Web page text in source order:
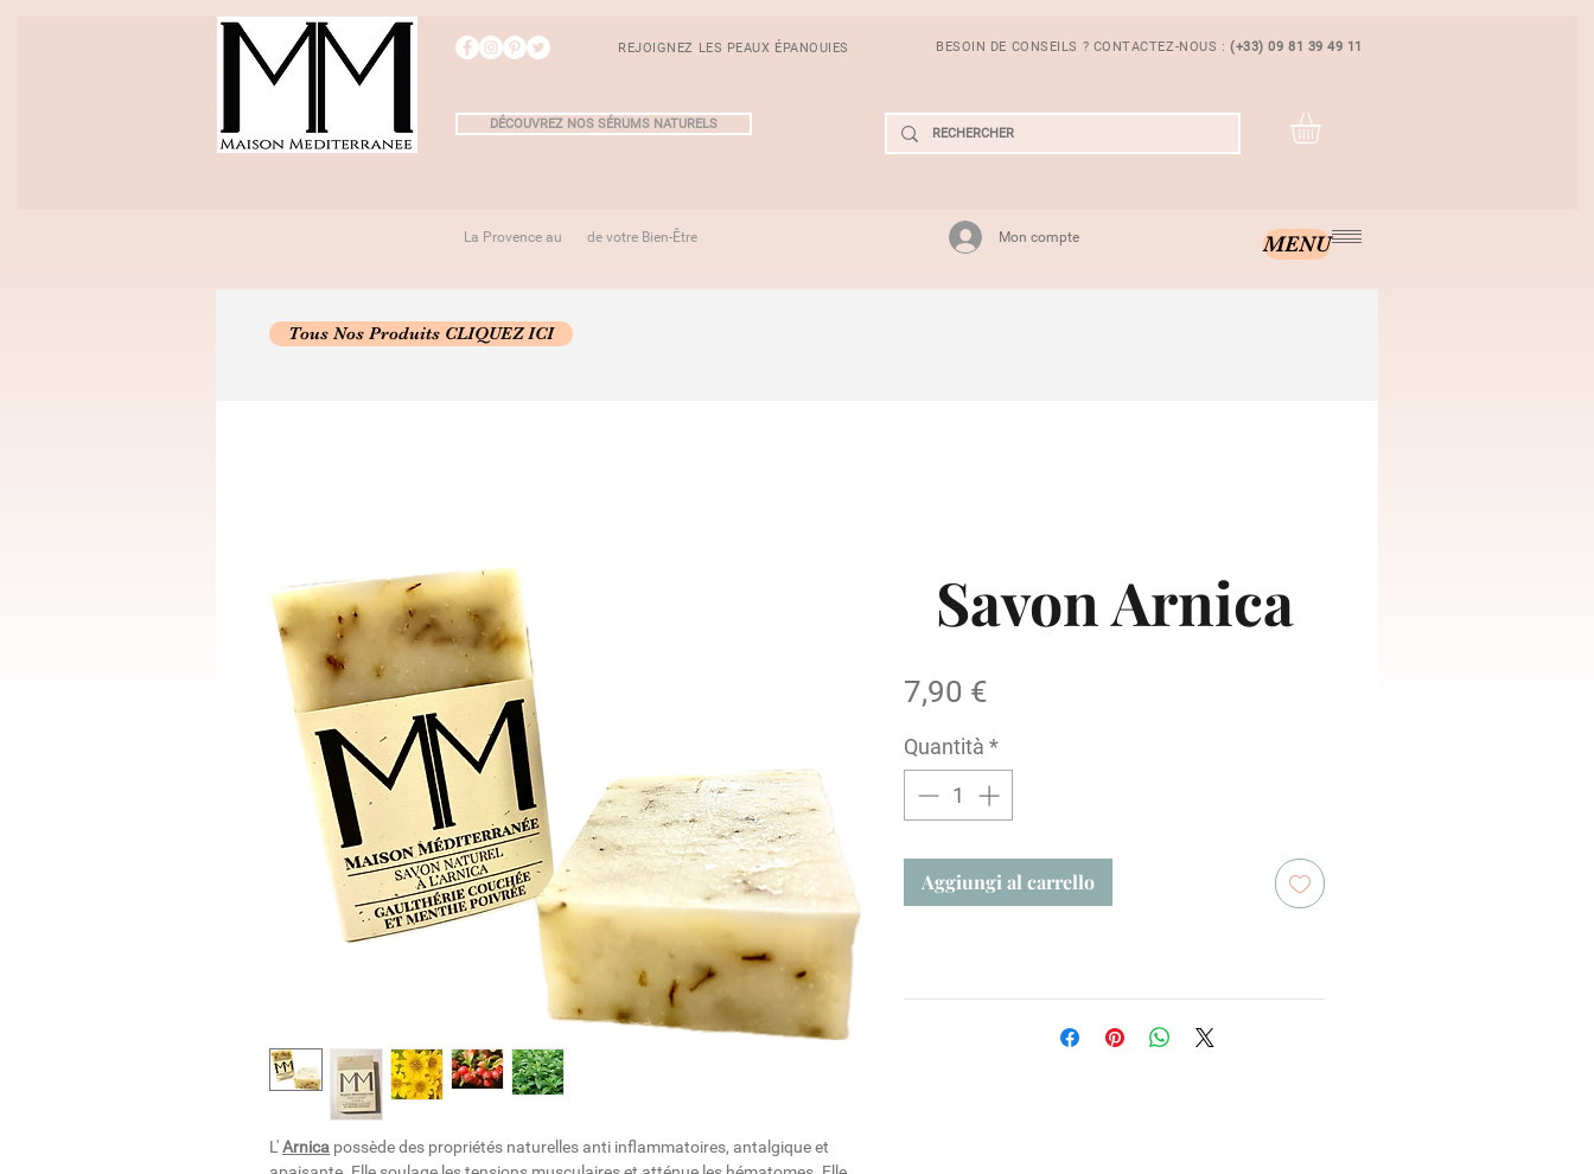
REJOIGNEZ LES PEAUX ÉPANOUIES
DÉCOUVREZ NOS SÉRUMS NATURELS
BESOIN DE CONSEILS ? CONTACTEZ-NOUS : (+33) 09 81 39 49 11
La Provence au de votre Bien-Être Mon compte MENU
Tous Nos Produits CLIQUEZ ICI
L'Arnica possède des propriétés naturelles anti inflammatoires, antalgique et
Savon Arnica
7,90 €
Quantità *
Aggiungi al carrello